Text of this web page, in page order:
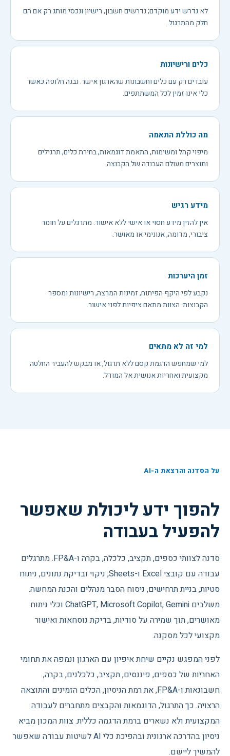
לא נדרש ידע מוקדם; נדרשים חשבון, רישיון ונכסי מותג רק אם הם
חלק מהתרגול.
כלים ורישיונות
עובדים רק עם כלים וחשבונות שהארגון אישר. נבנה חלופה כאשר
כלי אינו זמין לכל המשתתפים.
מה כוללת התאמה
מיפוי קהל ומשימות, התאמת דוגמאות, בחירת כלים, תרגילים
ותוצרים מעולם העבודה של הקבוצה.
מידע רגיש
אין להזין מידע חסוי או אישי ללא אישור. מתרגלים על חומר
ציבורי, מדומה, אנונימי או מאושר.
זמן היערכות
נקבע לפי היקף הפיתוח, זמינות המרצה, רישיונות ומספר
הקבוצות. הצוות מתאם ציפיות לפני אישור.
למי זה לא מתאים
למי שמחפש הדגמת קסם ללא תרגול, או מבקש להעביר החלטה
מקצועית ואחריות אנושית אל המודל.
על הסדנה והרצאת ה-AI
להפוך ידע ליכולת שאפשר
להפעיל בעבודה
סדנה לצוותי כספים, תקציב, כלכלה, בקרה ו-FP&A. מתרגלים
עבודה עם קובצי Excel ו-Sheets, ניקוי ובדיקת נתונים, ניתוח
סטיות, בניית תרחישים, ניסוח הסבר מנהלים והכנת המחשה.
משלבים ChatGPT, Microsoft Copilot, Gemini וכלי ניתוח
מאושרים, תוך שמירה על סודיות, בדיקת נוסחאות ואישור
מקצועי לכל מסקנה.
לפני המפגש נקיים שיחת איפיון עם הארגון ונמפה את תחומי
האחריות של כספים, פיננסים, תקציב, כלכלנים, בקרה,
חשבונאות ו-FP&A, את רמת הניסיון, הכלים הזמינים והתוצאה
הרצויה. כך התרגול, הדוגמאות והקבצים מתחברים לעבודה
המקצועית ולא נשארים ברמת הדגמה כללית. צוות המכון מביא
ניסיון בהדרכה ארגונית ובהפיכת כלי AI לשיטות עבודה שאפשר
להמשיך ליישם.